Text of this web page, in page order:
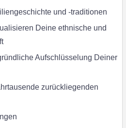
und -traditionen
Deine ethnische und
Aufschlüsselung Deiner
zurückliegenden